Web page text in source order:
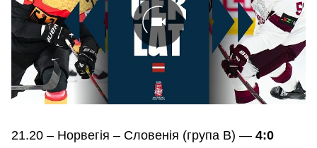
21.20 – Норвегія – Словенія (група В) — 4:0